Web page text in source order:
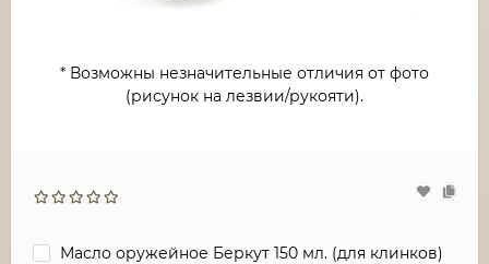
* Возможны незначительные отличия от фото
(рисунок на лезвии/рукояти).
Масло оружейное Беркут 150 мл. (для клинков)